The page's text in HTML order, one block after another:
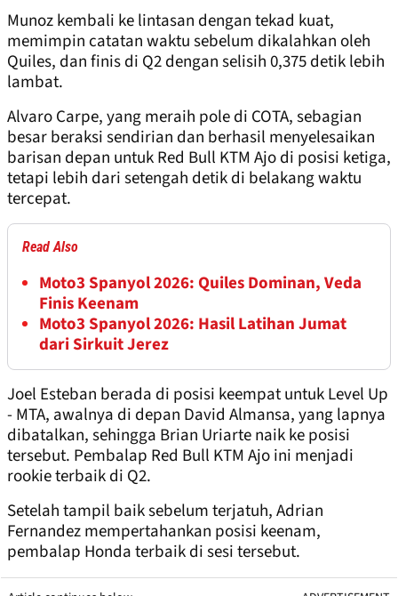
Munoz kembali ke lintasan dengan tekad kuat,
memimpin catatan waktu sebelum dikalahkan oleh
Quiles, dan finis di Q2 dengan selisih 0,375 detik lebih
lambat.
Alvaro Carpe, yang meraih pole di COTA, sebagian
besar beraksi sendirian dan berhasil menyelesaikan
barisan depan untuk Red Bull KTM Ajo di posisi ketiga,
tetapi lebih dari setengah detik di belakang waktu
tercepat.
Read Also
Moto3 Spanyol 2026: Quiles Dominan, Veda
Finis Keenam
Moto3 Spanyol 2026: Hasil Latihan Jumat
dari Sirkuit Jerez
Joel Esteban berada di posisi keempat untuk Level Up
- MTA, awalnya di depan David Almansa, yang lapnya
dibatalkan, sehingga Brian Uriarte naik ke posisi
tersebut. Pembalap Red Bull KTM Ajo ini menjadi
rookie terbaik di Q2.
Setelah tampil baik sebelum terjatuh, Adrian
Fernandez mempertahankan posisi keenam,
pembalap Honda terbaik di sesi tersebut.